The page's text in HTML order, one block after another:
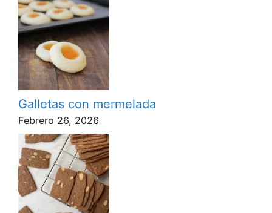
Galletas con mermelada
Febrero 26, 2026